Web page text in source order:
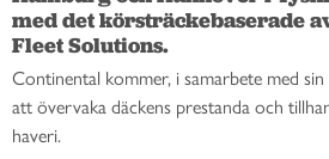
med det körsträckebaserade
Fleet Solutions.
Continental kommer, i samarbete med
att övervaka däckens prestanda och
haveri.